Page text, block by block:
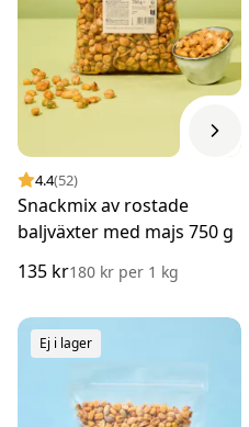
4.4(52)
Snackmix av rostade
baljväxter med majs 750 g
135 kr180 kr per 1 kg
Ej i lager